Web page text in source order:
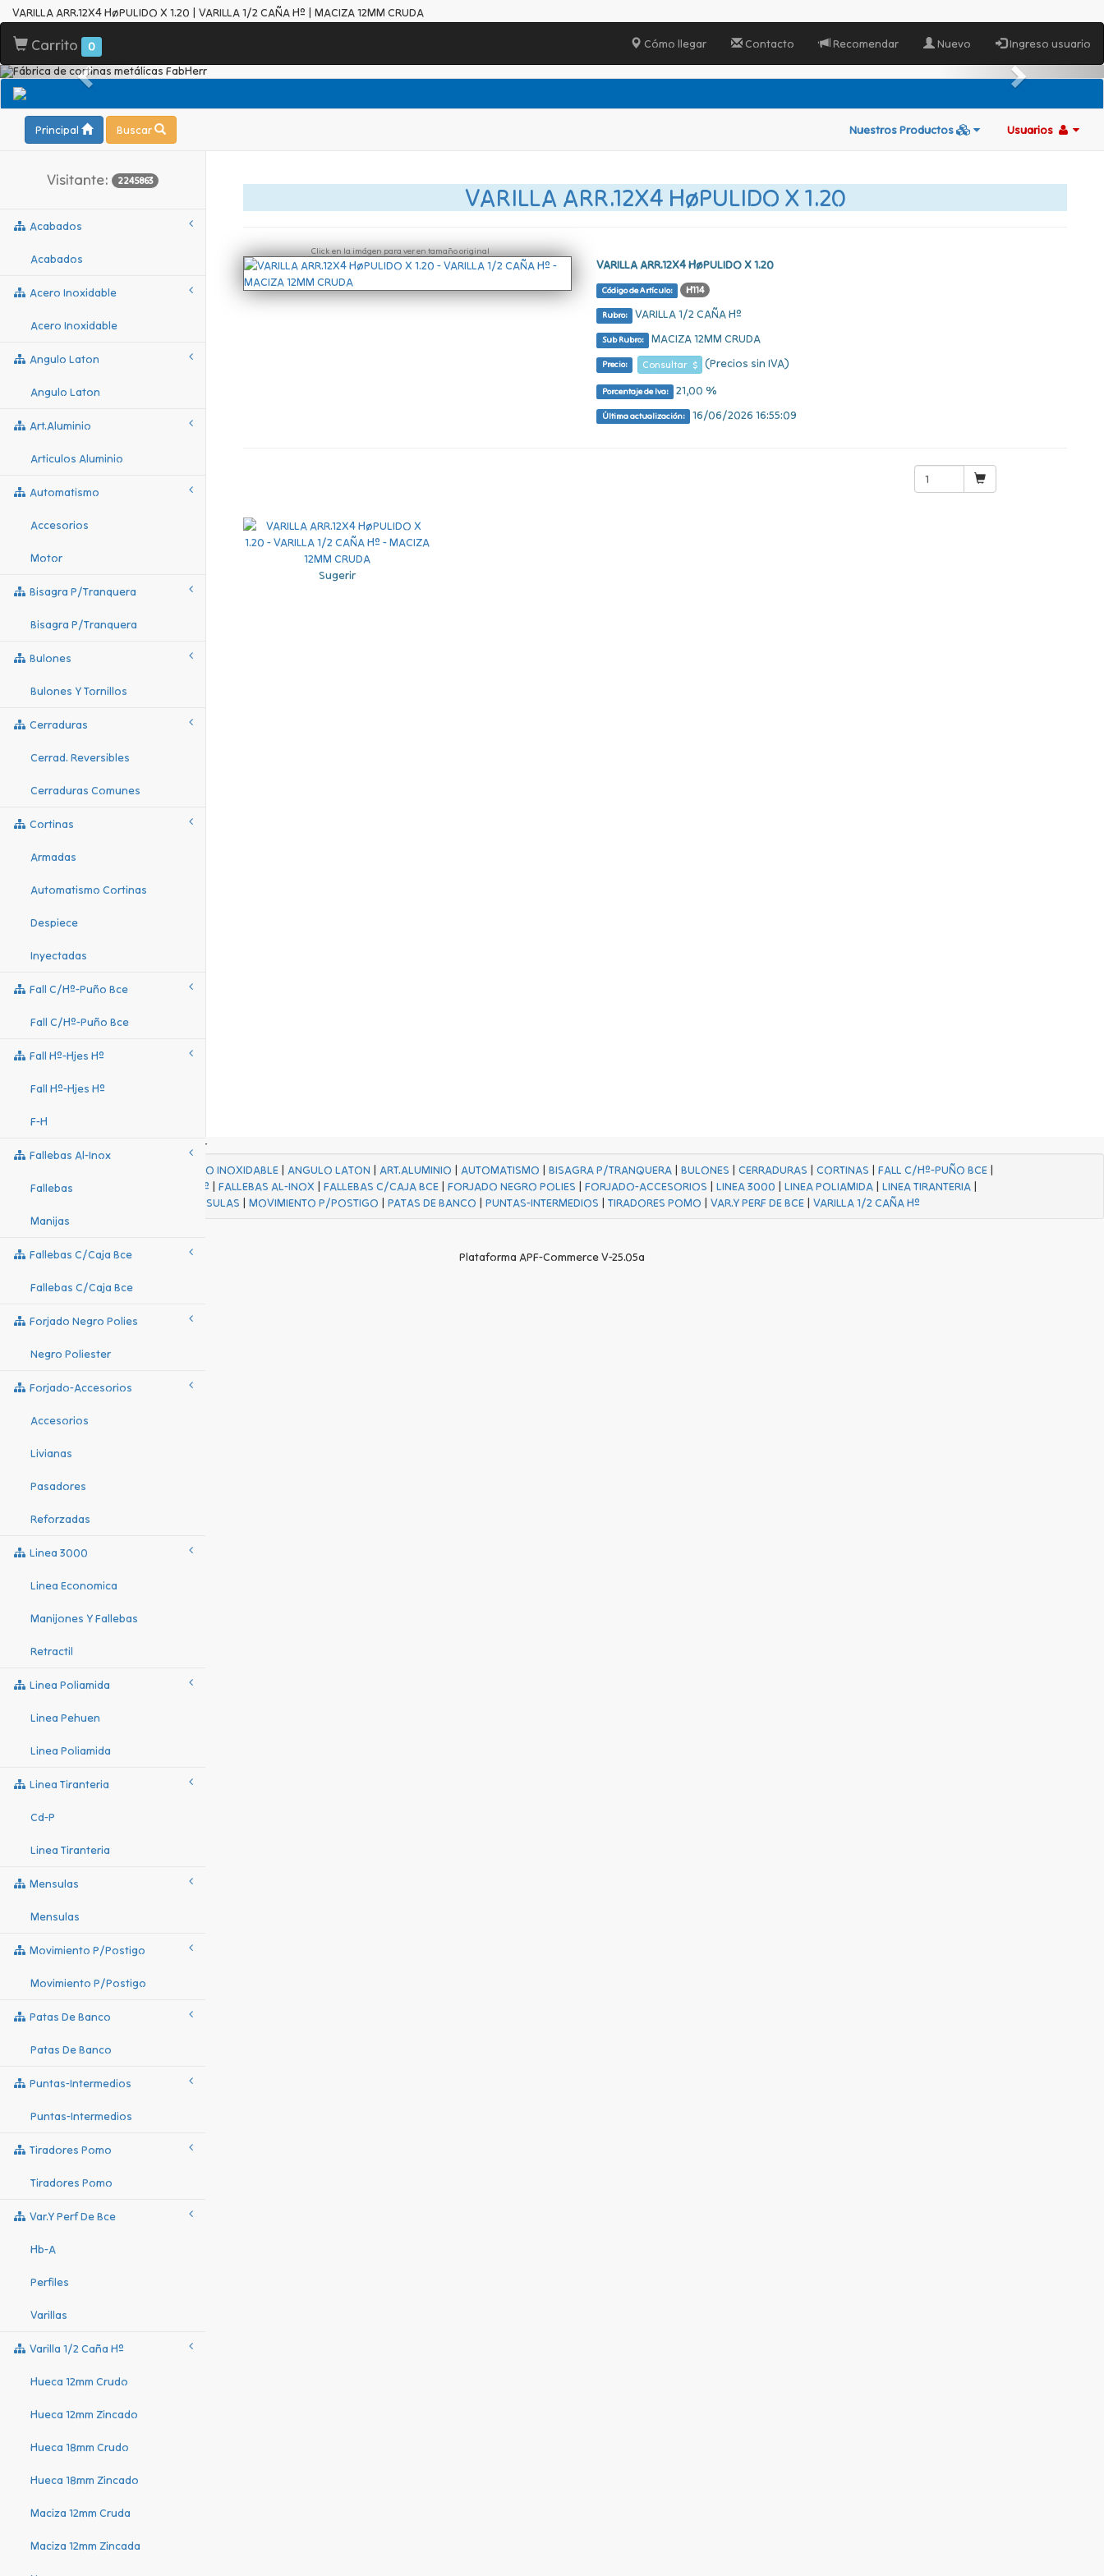
VARILLA ARR.12X4 HøPULIDO X 1.20 | VARILLA 1/2 CAÑA Hº | MACIZA 12MM CRUDA
Carrito 0 Cómo llegar Contacto Recomendar Nuevo Ingreso usuario
Principal Buscar Nuestros Productos Usuarios
Visitante: 2245863
Acabados
Acabados
Acero Inoxidable
Acero Inoxidable
Angulo Laton
Angulo Laton
Art.aluminio
Articulos Aluminio
Automatismo
Accesorios
Motor
Bisagra P/tranquera
Bisagra P/tranquera
Bulones
Bulones Y Tornillos
Cerraduras
Cerrad. Reversibles
Cerraduras Comunes
Cortinas
Armadas
Automatismo Cortinas
Despiece
Inyectadas
Fall C/hº-Puño Bce
Fall C/hº-Puño Bce
Fall Hº-Hjes Hº
Fall Hº-Hjes Hº
F-H
Fallebas Al-Inox
Fallebas
Manijas
Fallebas C/caja Bce
Fallebas C/caja Bce
Forjado Negro Polies
Negro Poliester
Forjado-Accesorios
Accesorios
Livianas
Pasadores
Reforzadas
Linea 3000
Linea Economica
Manijones Y Fallebas
Retractil
Linea Poliamida
Linea Pehuen
Linea Poliamida
Linea Tiranteria
Cd-P
Linea Tiranteria
Mensulas
Mensulas
Movimiento P/postigo
Movimiento P/postigo
Patas De Banco
Patas De Banco
Puntas-Intermedios
Puntas-Intermedios
Tiradores Pomo
Tiradores Pomo
Var.y Perf De Bce
Hb-A
Perfiles
Varillas
Varilla 1/2 Caña Hº
Hueca 12mm Crudo
Hueca 12mm Zincado
Hueca 18mm Crudo
Hueca 18mm Zincado
Maciza 12mm Cruda
Maciza 12mm Zincada
VARILLA ARR.12X4 HøPULIDO X 1.20
Click en la imágen para ver en tamaño original
VARILLA ARR.12X4 HøPULIDO X 1.20
Código de Artículo: H114
Rubro: VARILLA 1/2 CAÑA Hº
Sub Rubro: MACIZA 12MM CRUDA
Precio: Consultar $ (Precios sin IVA)
Porcentaje de Iva: 21,00 %
Última actualización: 16/06/2026 16:55:09
Sugerir
ACERO INOXIDABLE| ANGULO LATON | ART.ALUMINIO | AUTOMATISMO | BISAGRA P/TRANQUERA| BULONES | CERRADURAS | CORTINAS | FALL C/Hº-PUÑO BCE|
FALL Hº-HJES Hº |FALLEBAS AL-INOX |FALLEBAS C/CAJA BCE |FORJADO NEGRO POLIES |FORJADO-ACCESORIOS |LINEA 3000 |LINEA POLIAMIDA |LINEA TIRANTERIA |
MENSULAS | MOVIMIENTO P/POSTIGO | PATAS DE BANCO | PUNTAS-INTERMEDIOS | TIRADORES POMO | VAR.Y PERF DE BCE| VARILLA 1/2 CAÑA Hº
Plataforma APF-Commerce V-25.05a